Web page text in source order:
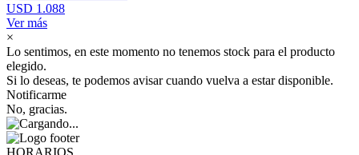
USD 1.088
Ver más
×
Lo sentimos, en este momento no tenemos stock para el producto
elegido.
Si lo deseas, te podemos avisar cuando vuelva a estar disponible.
Notificarme
No, gracias.
HORARIOS